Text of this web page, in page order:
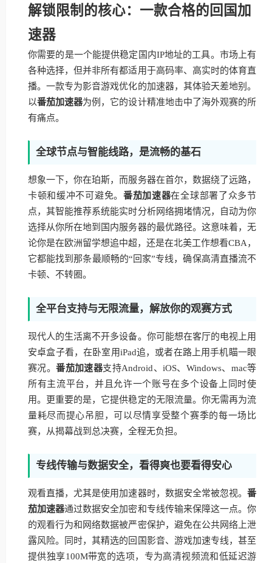
解锁限制的核心：一款合格的回国加
速器
你需要的是一个能提供稳定国内IP地址的工具。市场上有
各种选择，但并非所有都适用于高码率、高实时的体育直
播。一款专为影音游戏优化的加速器，其体验天差地别。
以番茄加速器为例，它的设计精准地击中了海外观赛的所
有痛点。
全球节点与智能线路，是流畅的基石
想象一下，你在珀斯，而服务器在首尔，数据绕了远路，
卡顿和缓冲不可避免。 番茄加速器在全球部署了众多节
点，其智能推荐系统能实时分析网络拥堵情况，自动为你
选择从你所在地到国内服务器的最优路径。这意味着，无
论你是在欧洲留学想追中超，还是在北美工作想看CBA，
它都能找到那条最顺畅的“回家”专线，确保高清直播流不
卡顿、不转圈。
全平台支持与无限流量，解放你的观赛方式
现代人的生活离不开多设备。你可能想在客厅的电视上用
安卓盒子看，在卧室用iPad追，或者在路上用手机瞄一眼
赛况。番茄加速器支持Android、iOS、Windows、mac等
所有主流平台，并且允许一个账号在多个设备上同时使
用。更重要的是，它提供稳定的无限流量。你无需再为流
量耗尽而提心吊胆，可以尽情享受整个赛季的每一场比
赛，从揭幕战到总决赛，全程无负担。
专线传输与数据安全，看得爽也要看得安心
观看直播，尤其是使用加速器时，数据安全常被忽视。 番
茄加速器通过数据安全加密和专线传输来保障这一点。你
的观看行为和网络数据被严密保护，避免在公共网络上泄
露风险。同时，其精选的回国影音、游戏加速专线，甚至
提供独享100M带宽的选项，专为高清视频流和低延迟游